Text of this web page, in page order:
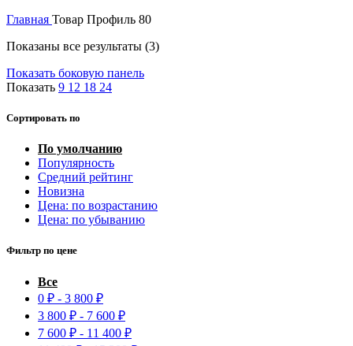
Главная Товар Профиль 80
Показаны все результаты (3)
Показать боковую панель
Показать 9 12 18 24
Сортировать по
По умолчанию
Популярность
Средний рейтинг
Новизна
Цена: по возрастанию
Цена: по убыванию
Фильтр по цене
Все
0 ₽ - 3 800 ₽
3 800 ₽ - 7 600 ₽
7 600 ₽ - 11 400 ₽